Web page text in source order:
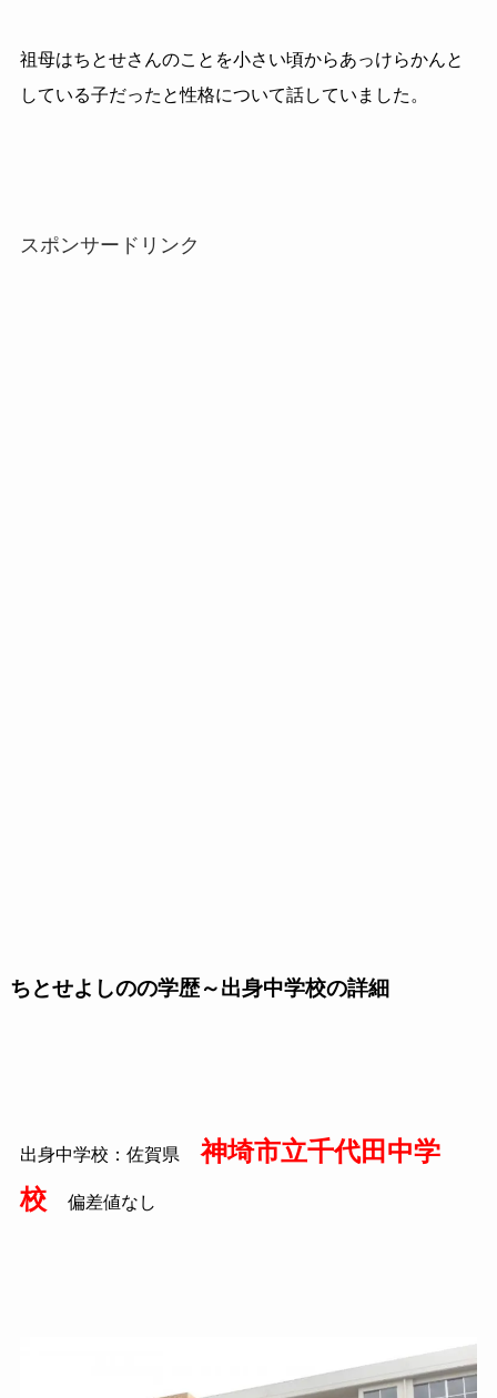
祖母はちとせさんのことを小さい頃からあっけらかんと
している子だったと性格について話していました。
スポンサードリンク
ちとせよしのの学歴～出身中学校の詳細
出身中学校：佐賀県
神埼市立千代田中学
校
偏差値なし